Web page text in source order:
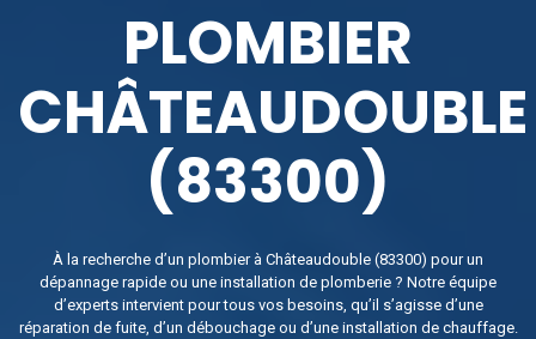
PLOMBIER
CHÂTEAUDOUBLE
(83300)
À la recherche d’un plombier à Châteaudouble (83300) pour un
dépannage rapide ou une installation de plomberie ? Notre équipe
d’experts intervient pour tous vos besoins, qu’il s’agisse d’une
réparation de fuite, d’un débouchage ou d’une installation de chauffage.